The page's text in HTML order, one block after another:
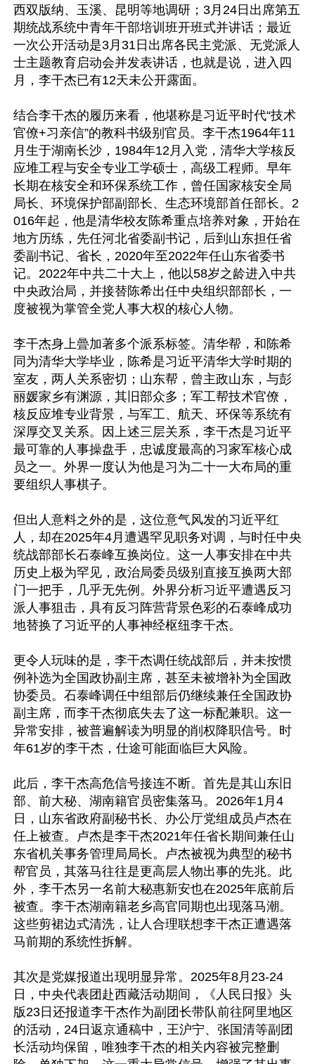
西双版纳、玉溪、昆明等地调研；3月24日出席第五
期统战系统中青年干部培训班开班式并讲话；最近
一次公开活动是3月31日出席各民主党派、无党派人
士主题教育启动会并发表讲话，也就是说，进入四
月，李干杰已有12天未公开露面。
结合李干杰的履历来看，他堪称是习近平时代“技术
官僚+习亲信”的教科书级别官员。李干杰1964年11
月生于湖南长沙，1984年12月入党，清华大学核反
应堆工程与安全专业工学硕士，高级工程师。早年
长期在核安全和环保系统工作，曾任国家核安全局
局长、环境保护部副部长、生态环境部首任部长。2
016年起，他是清华校友陈希重点培养对象，开始在
地方历练，先任河北省委副书记，后到山东担任省
委副书记、省长，2020年至2022年任山东省委书
记。2022年中共二十大上，他以58岁之龄进入中共
中央政治局，并接替陈希出任中央组织部部长，一
度被视为掌管全党人事大权的核心人物。
李干杰身上曡加著多个派系标签。清华帮，和陈希
同为清华大学毕业，陈希是习近平清华大学时期的
室友，两人关系密切；山东帮，曾主政山东，与彭
丽媛家乡有渊源，其旧部众多；军工帮技术官僚，
核反应堆专业背景，与军工、航天、环保等系统有
深厚交叉关系。因上述三层关系，李干杰是习近平
最可靠的人事操盘手，忠诚度最高的习家军核心成
员之一。外界一度认为他是习为二十一大布局的重
要组织人事棋子。
但出人意料之外的是，这位意气风发的习近平红
人，却在2025年4月遭遇罕见职务对调，与时任中央
统战部部长石泰峰互换岗位。这一人事安排在中共
历史上极为罕见，政治局委员级别直接互换两大部
门一把手，几乎无先例。外界分析习近平遭遇反习
派人事狙击，具有反习阵营背景色彩的石泰峰成功
地替换了习近平的人事神经枢纽李干杰。
更令人玩味的是，李干杰调任统战部后，并未按惯
例补选为全国政协副主席，甚至未被增补为全国政
协委员。石泰峰调任中组部后仍继续兼任全国政协
副主席，而李干杰彻底失去了这一标配兼职。这一
异常安排，被普遍解读为明显的削权降职信号。时
年61岁的李干杰，仕途可能面临巨大风险。
此后，李干杰高危信号接连不断。首先是其山东旧
部、前大秘、湖南籍官员密集落马。2026年1月4
日，山东省政府副秘书长、办公厅党组成员卢杰在
任上被查。卢杰是李干杰2021年任省长期间兼任山
东省机关事务管理局局长。卢杰被视为典型的秘书
帮官员，其落马往往是更高层人物出事的先兆。此
外，李干杰另一名前大秘惠新安也在2025年底前后
被查。李干杰湖南籍老乡高官同期也出现落马潮。
这些剪裙边式清洗，让人合理联想李干杰正遭遇落
马前期的系统性拆解。
其次是党媒报道出现明显异常。2025年8月23-24
日，中央代表团赴西藏活动期间，《人民日报》头
版23日还报道李干杰作为副团长带队前往阿里地区
的活动，24日返京通稿中，王沪宁、张国清等副团
长活动均保留，唯独李干杰的相关内容被完整删